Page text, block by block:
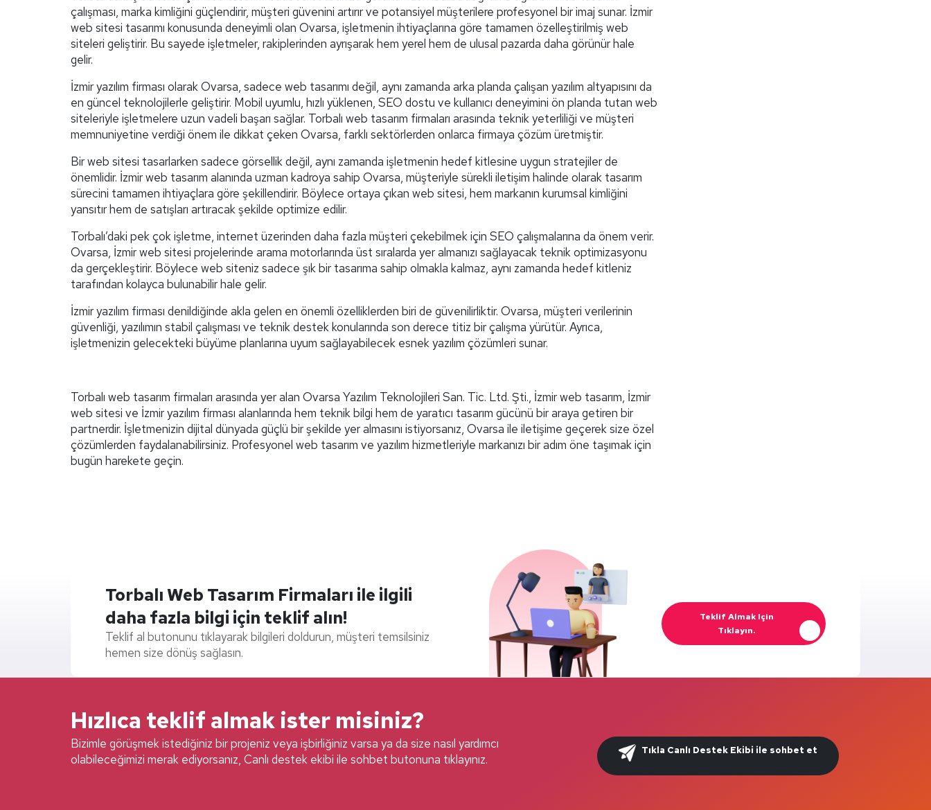
çalışması, marka kimliğini güçlendirir, müşteri güvenini artırır ve potansiyel müşterilere profesyonel bir imaj sunar. İzmir
web sitesi tasarımı konusunda deneyimli olan Ovarsa, işletmenin ihtiyaçlarına göre tamamen özelleştirilmiş web
siteleri geliştirir. Bu sayede işletmeler, rakiplerinden ayrışarak hem yerel hem de ulusal pazarda daha görünür hale
gelir.
İzmir yazılım firması olarak Ovarsa, sadece web tasarımı değil, aynı zamanda arka planda çalışan yazılım altyapısını da
en güncel teknolojilerle geliştirir. Mobil uyumlu, hızlı yüklenen, SEO dostu ve kullanıcı deneyimini ön planda tutan web
siteleriyle işletmelere uzun vadeli başarı sağlar. Torbalı web tasarım firmaları arasında teknik yeterliliği ve müşteri
memnuniyetine verdiği önem ile dikkat çeken Ovarsa, farklı sektörlerden onlarca firmaya çözüm üretmiştir.
Bir web sitesi tasarlarken sadece görsellik değil, aynı zamanda işletmenin hedef kitlesine uygun stratejiler de
önemlidir. İzmir web tasarım alanında uzman kadroya sahip Ovarsa, müşteriyle sürekli iletişim halinde olarak tasarım
sürecini tamamen ihtiyaçlara göre şekillendirir. Böylece ortaya çıkan web sitesi, hem markanın kurumsal kimliğini
yansıtır hem de satışları artıracak şekilde optimize edilir.
Torbalı’daki pek çok işletme, internet üzerinden daha fazla müşteri çekebilmek için SEO çalışmalarına da önem verir.
Ovarsa, İzmir web sitesi projelerinde arama motorlarında üst sıralarda yer almanızı sağlayacak teknik optimizasyonu
da gerçekleştirir. Böylece web siteniz sadece şık bir tasarıma sahip olmakla kalmaz, aynı zamanda hedef kitleniz
tarafından kolayca bulunabilir hale gelir.
İzmir yazılım firması denildiğinde akla gelen en önemli özelliklerden biri de güvenilirliktir. Ovarsa, müşteri verilerinin
güvenliği, yazılımın stabil çalışması ve teknik destek konularında son derece titiz bir çalışma yürütür. Ayrıca,
işletmenizin gelecekteki büyüme planlarına uyum sağlayabilecek esnek yazılım çözümleri sunar.
Torbalı web tasarım firmaları arasında yer alan Ovarsa Yazılım Teknolojileri San. Tic. Ltd. Şti., İzmir web tasarım, İzmir
web sitesi ve İzmir yazılım firması alanlarında hem teknik bilgi hem de yaratıcı tasarım gücünü bir araya getiren bir
partnerdir. İşletmenizin dijital dünyada güçlü bir şekilde yer almasını istiyorsanız, Ovarsa ile iletişime geçerek size özel
çözümlerden faydalanabilirsiniz. Profesyonel web tasarım ve yazılım hizmetleriyle markanızı bir adım öne taşımak için
bugün harekete geçin.
Torbalı Web Tasarım Firmaları ile ilgili
daha fazla bilgi için teklif alın!
Teklif al butonunu tıklayarak bilgileri doldurun, müşteri temsilsiniz
hemen size dönüş sağlasın.
Teklif Almak Için
Tıklayın.
Hızlıca teklif almak ister misiniz?
Bizimle görüşmek istediğiniz bir projeniz veya işbirliğiniz varsa ya da size nasıl yardımcı
olabileceğimizi merak ediyorsanız, Canlı destek ekibi ile sohbet butonuna tıklayınız.
Tıkla Canlı Destek Ekibi ile sohbet et